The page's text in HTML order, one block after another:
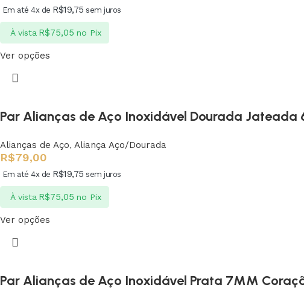
Em até 4x de R$19,75 sem juros
À vista R$75,05 no Pix
Ver opções
Par Alianças de Aço Inoxidável Dourada Jateada
Alianças de Aço, Aliança Aço/Dourada
R$79,00
Em até 4x de R$19,75 sem juros
À vista R$75,05 no Pix
Ver opções
Par Alianças de Aço Inoxidável Prata 7MM